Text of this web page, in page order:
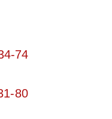
74
80